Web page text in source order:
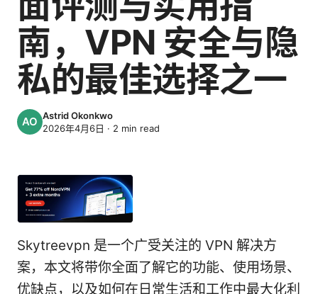
南，VPN 安全与隐
私的最佳选择之一
Astrid Okonkwo
2026年4月6日 · 2 min read
Skytreevpn 是一个广受关注的 VPN 解决方
案，本文将带你全面了解它的功能、使用场景、
优缺点，以及如何在日常生活和工作中最大化利